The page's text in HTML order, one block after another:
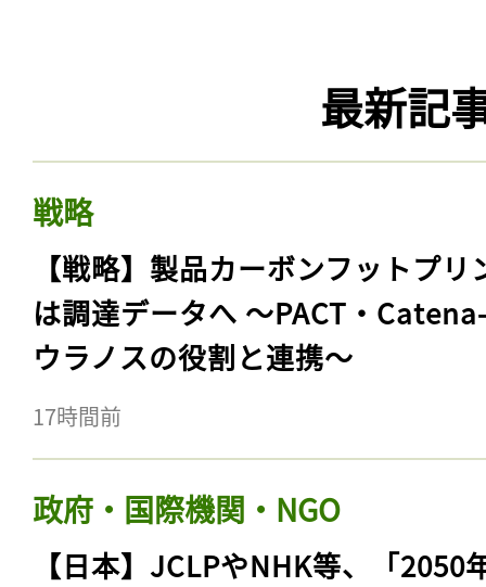
最新記
戦略
【戦略】製品カーボンフットプリ
は調達データへ 〜PACT・
ウラノスの役割と連携〜
17時間前
政府・国際機関・NGO
【日本】JCLPやNHK等、「2050